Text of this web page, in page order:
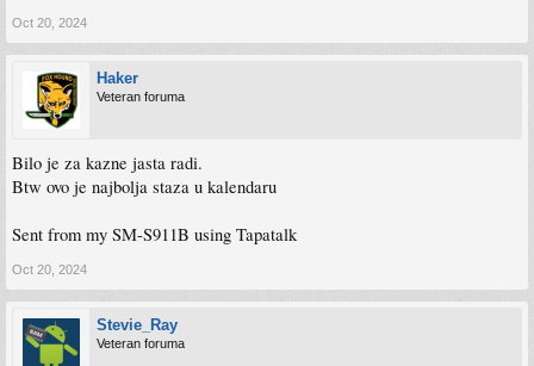
Oct 20, 2024
Haker
Veteran foruma
Bilo je za kazne jasta radi.
Btw ovo je najbolja staza u kalendaru
Sent from my SM-S911B using Tapatalk
Oct 20, 2024
Stevie_Ray
Veteran foruma